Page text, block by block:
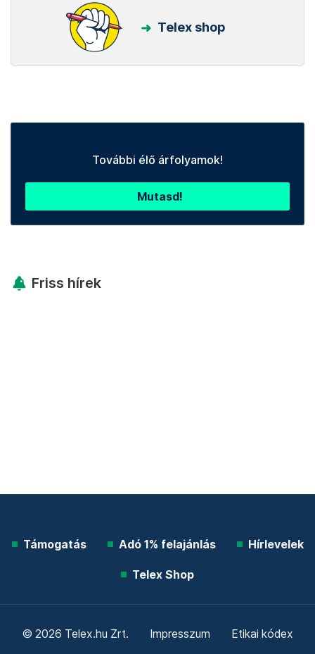
Telex shop
További élő árfolyamok!
Mutasd!
Friss hírek
Támogatás Adó 1% felajánlás Hírlevelek
Telex Shop
© 2026 Telex.hu Zrt. Impresszum Etikai kódex